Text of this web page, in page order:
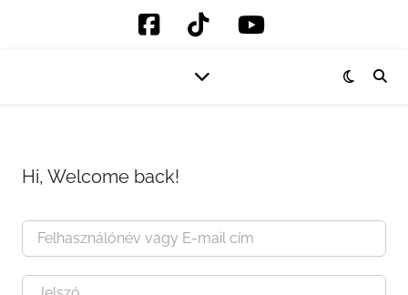
Hi, Welcome back!